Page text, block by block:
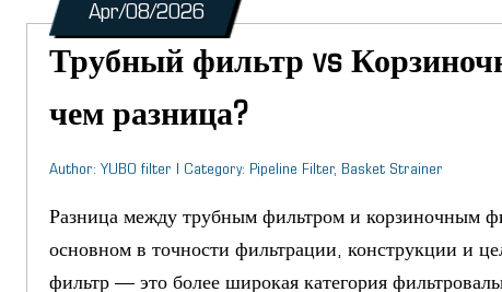
Apr/08/2026
Трубный фильтр vs
чем разница?
Author: YUBO filter | Category: Pipeline Filter, Basket Strainer
Разница между трубным фильтром и корзиночным
основном в точности фильтрации, конструкции и
фильтр — это более широкая категория